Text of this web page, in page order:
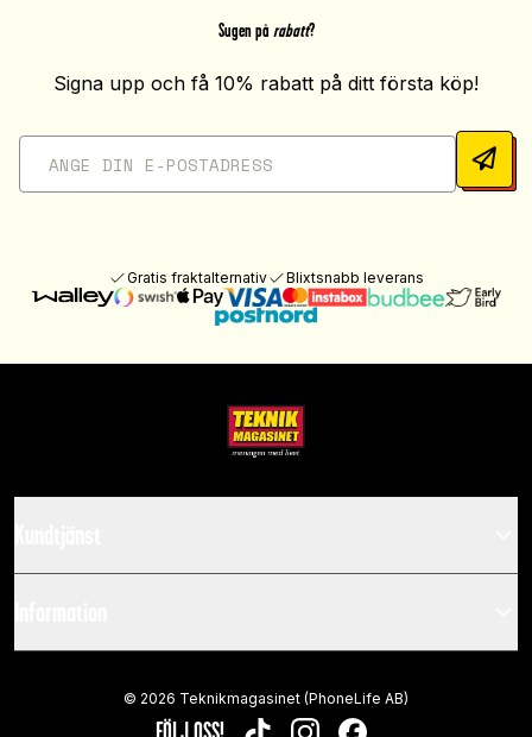
Sugen på rabatt?
Signa upp och få 10% rabatt på ditt första köp!
Gratis fraktalternativ Blixtsnabb leverans
© 2026 Teknikmagasinet (PhoneLife AB)